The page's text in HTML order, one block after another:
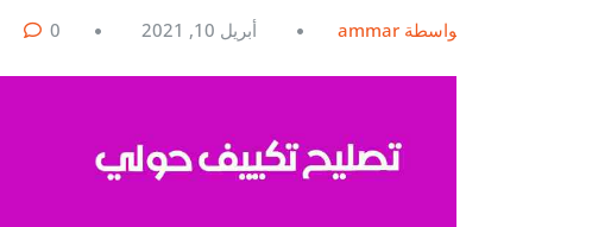
بواسطة ammar أبريل 10, 2021 0